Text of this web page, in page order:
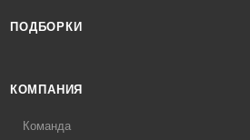
ПОДБОРКИ
КОМПАНИЯ
Команда